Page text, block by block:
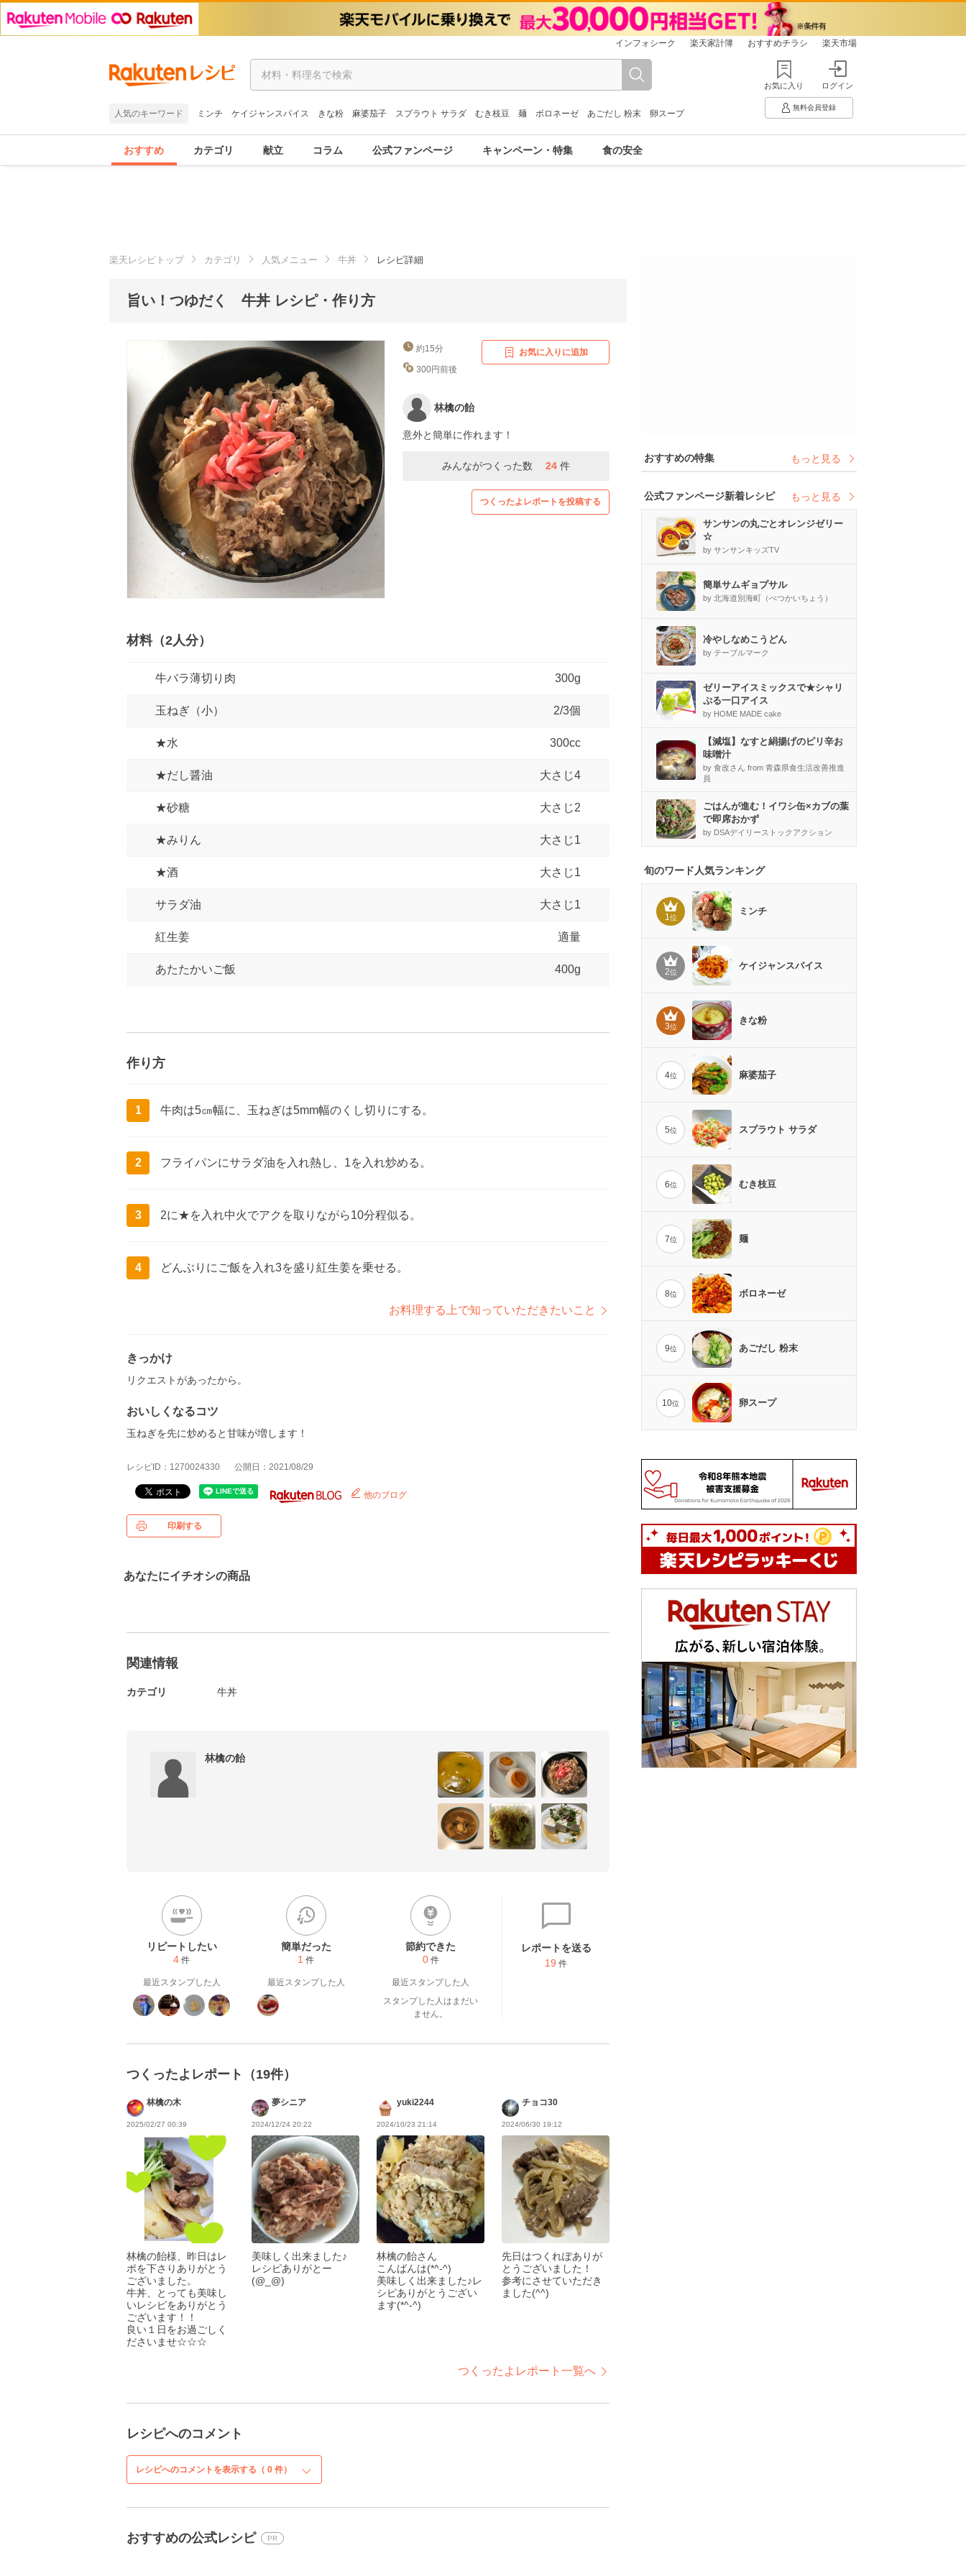
インフォシーク 楽天家計簿 おすすめチラシ 楽天市場
人気のキーワード ミンチ ケイジャンスパイス きな粉 麻婆茄子 スプラウト サラダ むき枝豆 麺 ボロネーゼ あごだし 粉末 卵スープ
お気に入り ログイン
無料会員登録
おすすめ カテゴリ 献立 コラム 公式ファンページ キャンペーン・特集 食の安全
楽天レシピトップ カテゴリ 人気メニュー 牛丼 レシピ詳細
旨い！つゆだく 牛丼 レシピ・作り方
約15分
300円前後
お気に入りに追加
林檎の飴
意外と簡単に作れます！
みんながつくった数 24 件
つくったよレポートを投稿する
材料（2人分）
牛バラ薄切り肉 300g
玉ねぎ（小） 2/3個
★水 300cc
★だし醤油 大さじ4
★砂糖 大さじ2
★みりん 大さじ1
★酒 大さじ1
サラダ油 大さじ1
紅生姜 適量
あたたかいご飯 400g
作り方
1 牛肉は5㎝幅に、玉ねぎは5mm幅のくし切りにする。
2 フライパンにサラダ油を入れ熱し、1を入れ炒める。
3 2に★を入れ中火でアクを取りながら10分程似る。
4 どんぶりにご飯を入れ3を盛り紅生姜を乗せる。
お料理する上で知っていただきたいこと
きっかけ
リクエストがあったから。
おいしくなるコツ
玉ねぎを先に炒めると甘味が増します！
レシピID：1270024330 公開日：2021/08/29
他のブログ
印刷する
あなたにイチオシの商品
関連情報
カテゴリ 牛丼
林檎の飴
リピートしたい
4 件
最近スタンプした人
簡単だった
1 件
最近スタンプした人
節約できた
0 件
最近スタンプした人
スタンプした人はまだい
ません。
レポートを送る
19 件
つくったよレポート（19件）
林檎の木
2025/02/27 00:39
林檎の飴様、昨日はレ
ポを下さりありがとう
ございました。
牛丼、とっても美味し
いレシピをありがとう
ございます！！
良い１日をお過ごしく
ださいませ☆☆☆
夢シニア
2024/12/24 20:22
美味しく出来ました♪
レシピありがとー
(@_@)
yuki2244
2024/10/23 21:14
林檎の飴さん
こんばんは(*^-^)
美味しく出来ました♪レ
シピありがとうござい
ます(*^-^)
チョコ30
2024/06/30 19:12
先日はつくれぽありが
とうございました！
参考にさせていただき
ました(^^)
つくったよレポート一覧へ
レシピへのコメント
レシピへのコメントを表示する（ 0 件）
おすすめの公式レシピ PR
おすすめの特集 もっと見る
公式ファンページ新着レシピ もっと見る
サンサンの丸ごとオレンジゼリー
☆
by サンサンキッズTV
簡単サムギョプサル
by 北海道別海町（べつかいちょう）
冷やしなめこうどん
by テーブルマーク
ゼリーアイスミックスで★シャリ
ぷる一口アイス
by HOME MADE cake
【減塩】なすと絹揚げのピリ辛お
味噌汁
by 食改さん from 青森県食生活改善推進
員
ごはんが進む！イワシ缶×カブの葉
で即席おかず
by DSAデイリーストックアクション
旬のワード人気ランキング
1位
ミンチ
2位
ケイジャンスパイス
3位
きな粉
4位 麻婆茄子
5位 スプラウト サラダ
6位 むき枝豆
7位 麺
8位 ボロネーゼ
9位 あごだし 粉末
10位 卵スープ